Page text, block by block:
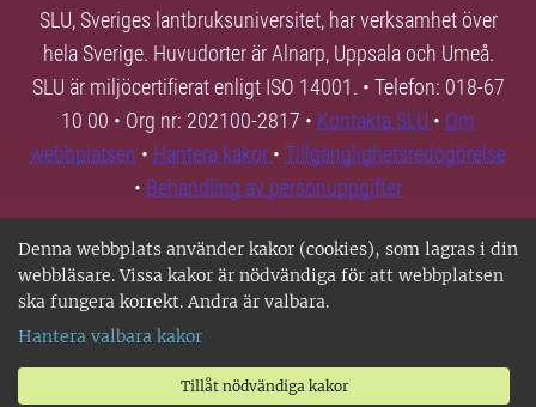
Denna webbplats använder kakor (cookies), som lagras i din
webbläsare. Vissa kakor är nödvändiga för att webbplatsen
ska fungera korrekt. Andra är valbara.
Hantera valbara kakor
Tillåt nödvändiga kakor
SLU, Sveriges lantbruksuniversitet, har verksamhet över
hela Sverige. Huvudorter är Alnarp, Uppsala och Umeå.
SLU är miljöcertifierat enligt ISO 14001. • Telefon: 018-67
10 00 • Org nr: 202100-2817 • Kontakta SLU • Om
webbplatsen • Hantera kakor • Tillgänglighetsredogörelse
• Behandling av personuppgifter